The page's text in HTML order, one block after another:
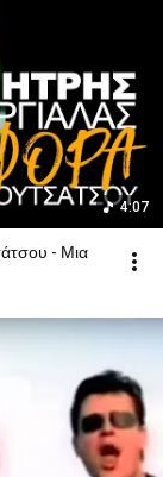
4:07
- Μια